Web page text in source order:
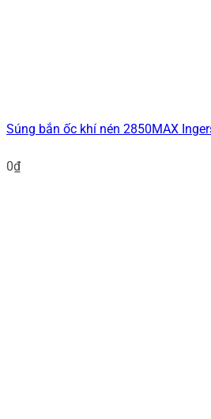
Súng bắn ốc khí nén 2850MAX
0₫